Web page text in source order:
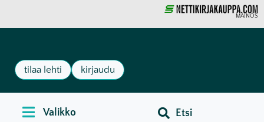
MAINOS
tilaa lehti kirjaudu